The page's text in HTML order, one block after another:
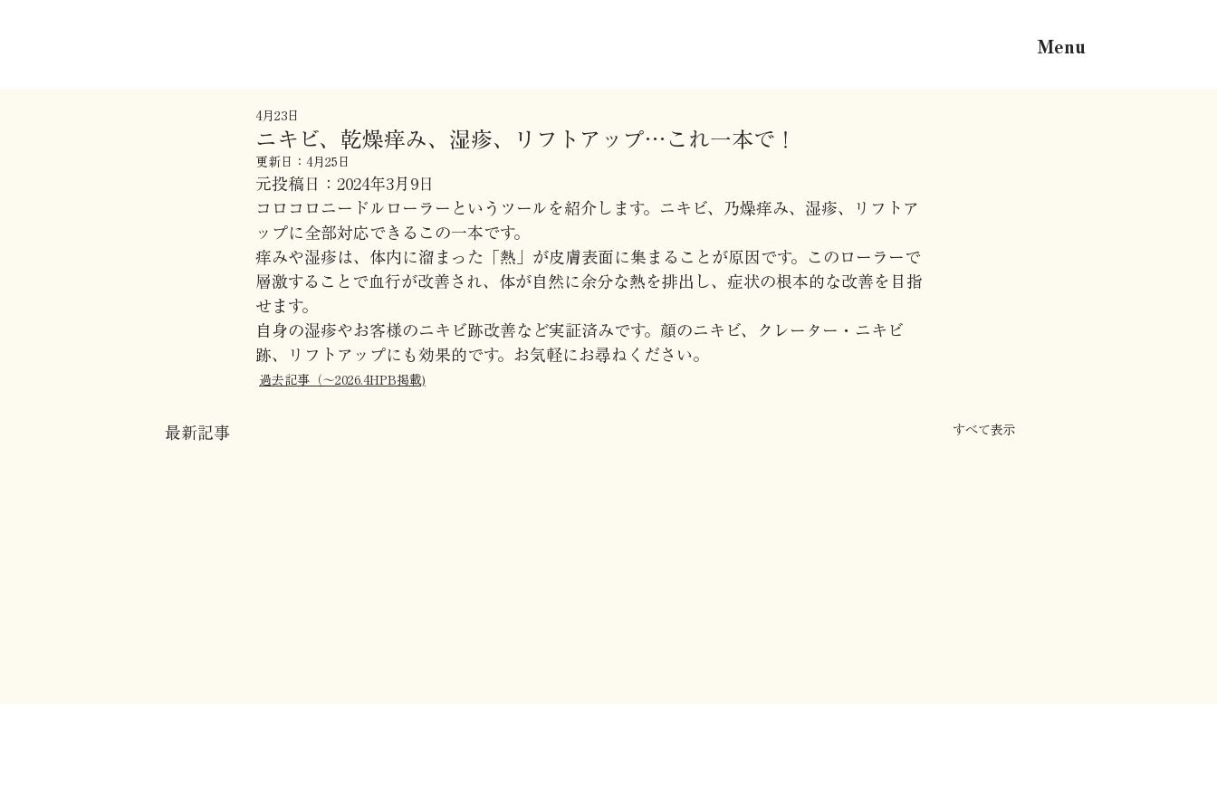
Menu
ニキビ、乾燥痒み、湿疹、リフトアップ…これ一本で！
4月23日
更新日： 4月25日
元投稿日：2024年3月9日
コロコロニードルローラーというツールを紹介します。ニキビ、乃燥痒み、湿疹、リフトア
ップに全部対応できるこの一本です。
痒みや湿疹は、体内に溜まった「熱」が皮膚表面に集まることが原因です。このローラーで
層激することで血行が改善され、体が自然に余分な熱を排出し、症状の根本的な改善を目指
せます。
自身の湿疹やお客様のニキビ跡改善など実証済みです。顔のニキビ、クレーター・ニキビ
跡、リフトアップにも効果的です。お気軽にお尋ねください。
過去記事（〜2026.4HPB掲載)
最新記事 すべて表示